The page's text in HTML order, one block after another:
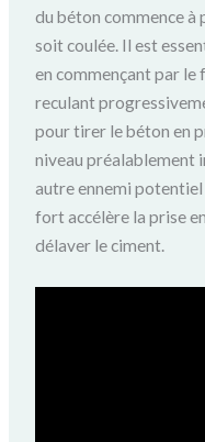
du béton commence à
soit coulée. Il est
en commençant par le
reculant
pour tirer le béton en
niveau préalablement
autre ennemi
fort accélère la prise
délaver le ciment.